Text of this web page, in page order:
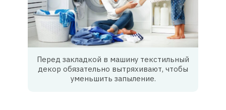
Перед закладкой в машину текстильный
декор обязательно вытряхивают, чтобы
уменьшить запыление.